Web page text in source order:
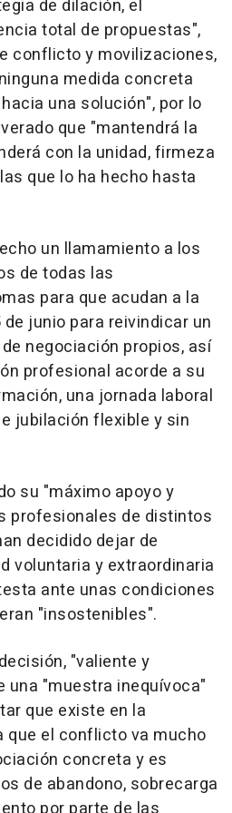
de dilación, el
total de propuestas",
conflicto y movilizaciones,
medida concreta
una solución", por lo
que "mantendrá la
con la unidad, firmeza
que lo ha hecho hasta
un llamamiento a los
de todas las
para que acudan a la
junio para reivindicar un
negociación propios, así
profesional acorde a su
una jornada laboral
jubilación flexible y sin
su "máximo apoyo y
profesionales de distintos
decidido dejar de
voluntaria y extraordinaria
ante unas condiciones
"insostenibles".
"valiente y
una "muestra inequívoca"
que existe en la
que el conflicto va mucho
concreta y es
de abandono, sobrecarga